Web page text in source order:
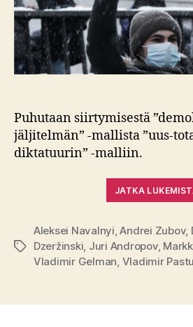
Puhutaan siirtymisestä
jäljitelmän” -mallista ”uus-
diktatuurin” -malliin.
JATKA
Avainsanat
Aleksei Navalnyi,Andrei Zubov,
Dzeržinski, Juri Andropov,
Vladimir Gelman, Vladimir